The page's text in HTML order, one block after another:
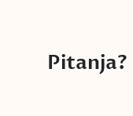
Pitanja?